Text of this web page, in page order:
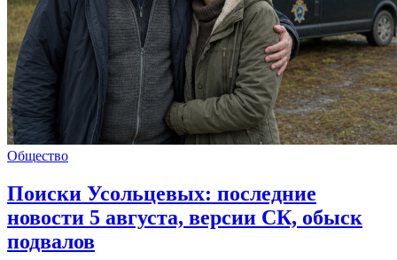
Общество
Поиски Усольцевых: последние
новости 5 августа, версии СК, обыск
подвалов